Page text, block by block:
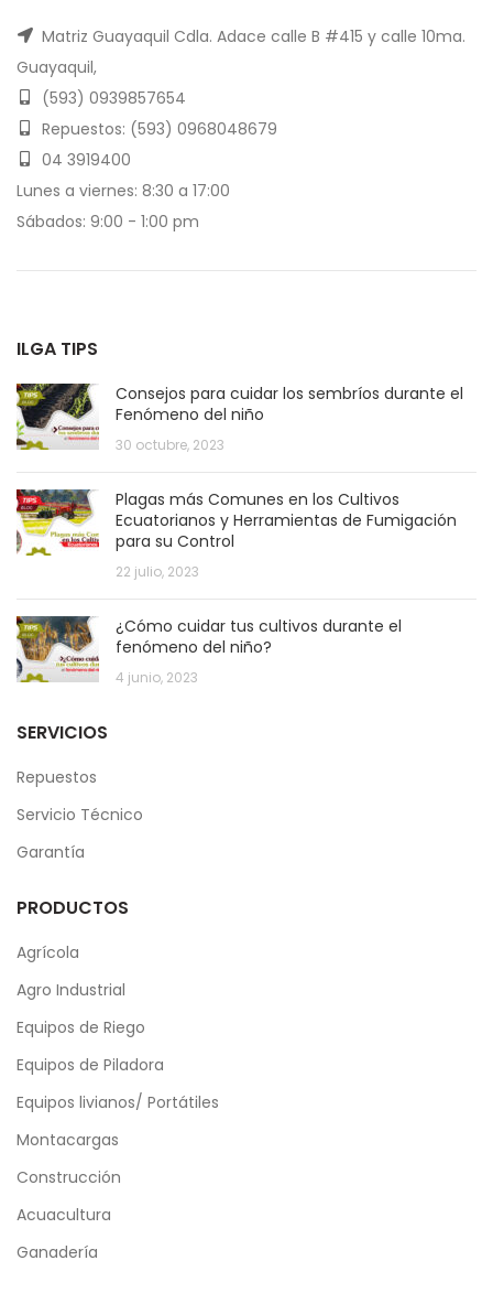
Matriz Guayaquil Cdla. Adace calle B #415 y calle 10ma.
Guayaquil,
(593) 0939857654
Repuestos: (593) 0968048679
04 3919400
Lunes a viernes: 8:30 a 17:00
Sábados: 9:00 - 1:00 pm
ILGA TIPS
Consejos para cuidar los sembríos durante el
Fenómeno del niño
30 octubre, 2023
Plagas más Comunes en los Cultivos
Ecuatorianos y Herramientas de Fumigación
para su Control
22 julio, 2023
¿Cómo cuidar tus cultivos durante el
fenómeno del niño?
4 junio, 2023
SERVICIOS
Repuestos
Servicio Técnico
Garantía
PRODUCTOS
Agrícola
Agro Industrial
Equipos de Riego
Equipos de Piladora
Equipos livianos/ Portátiles
Montacargas
Construcción
Acuacultura
Ganadería